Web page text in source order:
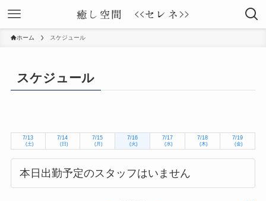
ホーム スケジュール
スケジュール
7/13
(土)
7/14
(日)
7/15
(月)
7/16
(火)
7/17
(水)
7/18
(木)
7/19
(金)
本日出勤予定のスタッフはいません